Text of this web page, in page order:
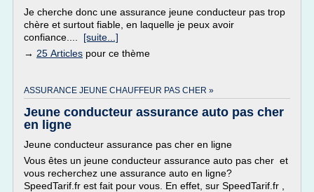
Je cherche donc une assurance jeune conducteur pas trop
chère et surtout fiable, en laquelle je peux avoir
confiance.... [suite...]
→ 25 Articles pour ce thème
ASSURANCE JEUNE CHAUFFEUR PAS CHER »
Jeune conducteur assurance auto pas cher
en ligne
Jeune conducteur assurance pas cher en ligne
Vous êtes un jeune conducteur assurance auto pas cher et
vous recherchez une assurance auto en ligne?
SpeedTarif.fr est fait pour vous. En effet, sur SpeedTarif.fr ,